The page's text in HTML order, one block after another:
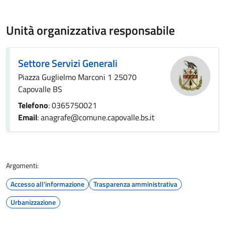
Unità organizzativa responsabile
Settore Servizi Generali
Piazza Guglielmo Marconi 1 25070
Capovalle BS
Telefono: 0365750021
Email: anagrafe@comune.capovalle.bs.it
Argomenti:
Accesso all'informazione
Trasparenza amministrativa
Urbanizzazione